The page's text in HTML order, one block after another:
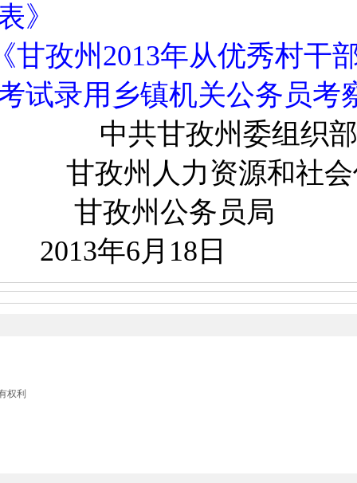
》
甘孜州2013年从优秀村干
试录用乡镇机关公务员考
中共甘孜州委组织部
甘孜州人力资源和社
甘孜州公务员局
6月18日
权利